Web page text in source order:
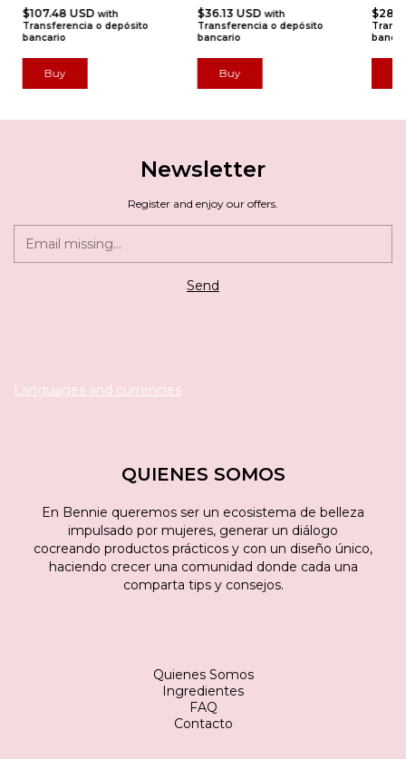
$107.48 USDwith
Transferencia o depósito
bancario
$36.13 USDwith
Transferencia o depósito
bancario
Newsletter
Register and enjoy our offers.
Languages and currencies
QUIENES SOMOS
En Bennie queremos ser un ecosistema de belleza
impulsado por mujeres, generar un diálogo
cocreando productos prácticos y con un diseño único,
haciendo crecer una comunidad donde cada una
comparta tips y consejos.
Quienes Somos
Ingredientes
FAQ
Contacto